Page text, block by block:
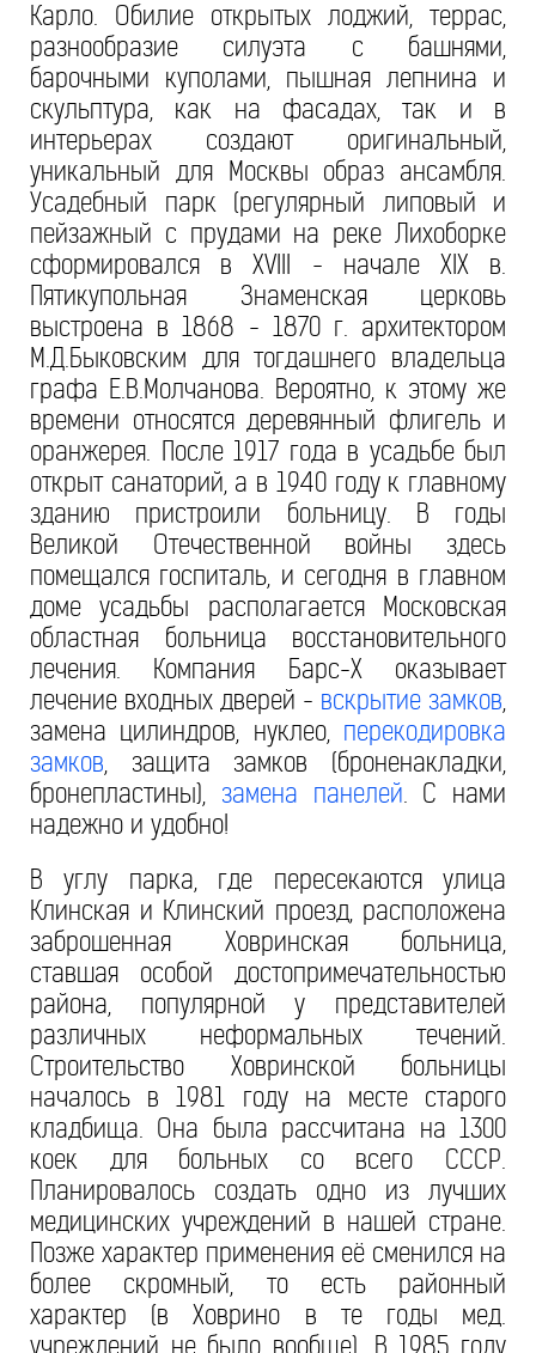
Карло. Обилие открытых лоджий, террас,
разнообразие силуэта с башнями,
барочными куполами, пышная лепнина и
скульптура, как на фасадах, так и в
интерьерах создают оригинальный,
уникальный для Москвы образ ансамбля.
Усадебный парк (регулярный липовый и
пейзажный с прудами на реке Лихоборке
сформировался в XVIII - начале XIX в.
Пятикупольная Знаменская церковь
выстроена в 1868 - 1870 г. архитектором
М.Д.Быковским для тогдашнего владельца
графа Е.В.Молчанова. Вероятно, к этому же
времени относятся деревянный флигель и
оранжерея. После 1917 года в усадьбе был
открыт санаторий, а в 1940 году к главному
зданию пристроили больницу. В годы
Великой Отечественной войны здесь
помещался госпиталь, и сегодня в главном
доме усадьбы располагается Московская
областная больница восстановительного
лечения. Компания Барс-Х оказывает
лечение входных дверей - вскрытие замков,
замена цилиндров, нуклео, перекодировка
замков, защита замков (броненакладки,
бронепластины), замена панелей. С нами
надежно и удобно!
В углу парка, где пересекаются улица
Клинская и Клинский проезд, расположена
заброшенная Ховринская больница,
ставшая особой достопримечательностью
района, популярной у представителей
различных неформальных течений.
Строительство Ховринской больницы
началось в 1981 году на месте старого
кладбища. Она была рассчитана на 1300
коек для больных со всего СССР.
Планировалось создать одно из лучших
медицинских учреждений в нашей стране.
Позже характер применения её сменился на
более скромный, то есть районный
характер (в Ховрино в те годы мед.
учреждений не было вообще). В 1985 году